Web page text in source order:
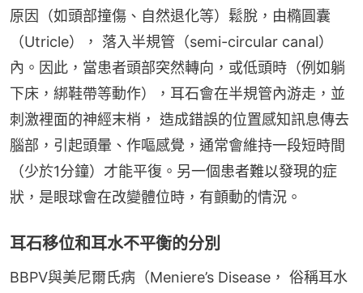
原因（如頭部撞傷、自然退化等）鬆脫，由橢圓囊
（Utricle）， 落入半規管（semi-circular canal）
內。因此，當患者頭部突然轉向，或低頭時（例如躺
下床，綁鞋帶等動作），耳石會在半規管內游走，並
刺激裡面的神經末梢， 造成錯誤的位置感知訊息傳去
腦部，引起頭暈、作嘔感覺，通常會維持一段短時間
（少於1分鐘）才能平復。另一個患者難以發現的症
狀，是眼球會在改變體位時，有顫動的情況。
耳石移位和耳水不平衡的分別
BBPV與美尼爾氏病（Meniere’s Disease， 俗稱耳水